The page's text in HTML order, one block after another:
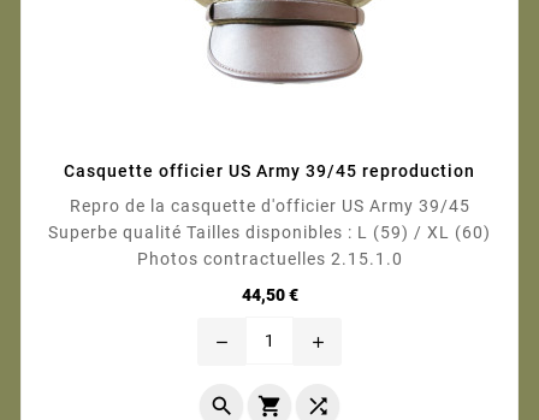
Casquette officier US Army 39/45 reproduction
Repro de la casquette d'officier US Army 39/45
Superbe qualité Tailles disponibles : L (59) / XL (60)
Photos contractuelles 2.15.1.0
44,50 €Prix
remove add
  